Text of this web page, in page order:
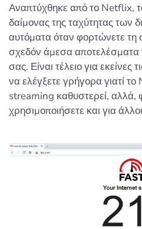
Αναπτύχθηκε από το Netflix,
δαίμονας της ταχύτητας των
αυτόματα όταν φορτώνετε τη
σχεδόν άμεσα αποτελέσματα
σας. Είναι τέλειο για εκείνες
να ελέγξετε γρήγορα γιατί
streaming καθυστερεί, αλλά,
χρησιμοποιήσετε και για